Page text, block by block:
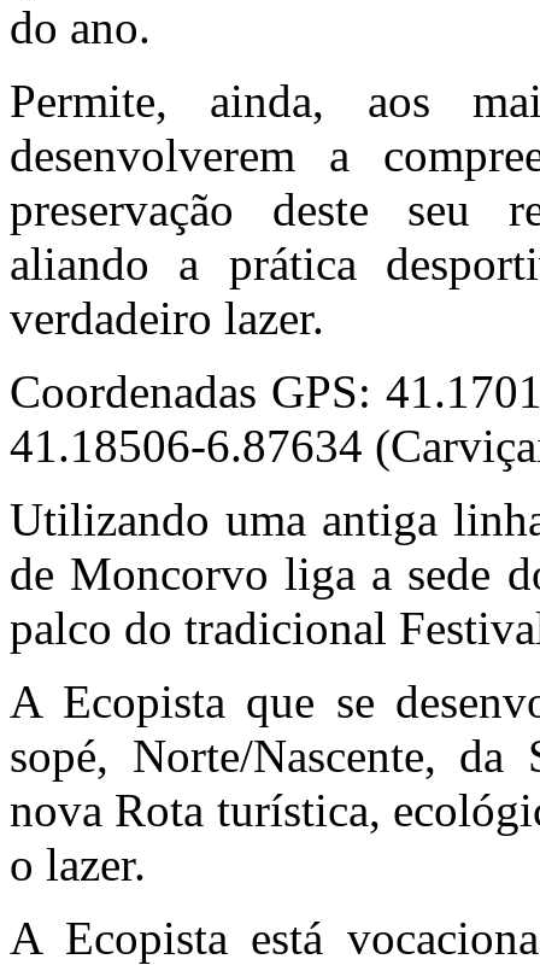
do ano.
Permite, ainda, aos
desenvolverem a
preservação deste seu
aliando a prática
verdadeiro lazer.
Coordenadas GPS:
41.18506-6.87634
Utilizando uma antiga
de Moncorvo liga a sede
palco do tradicional
A Ecopista que se
sopé, Norte/Nascente, da
nova Rota turística,
o lazer.
A Ecopista está